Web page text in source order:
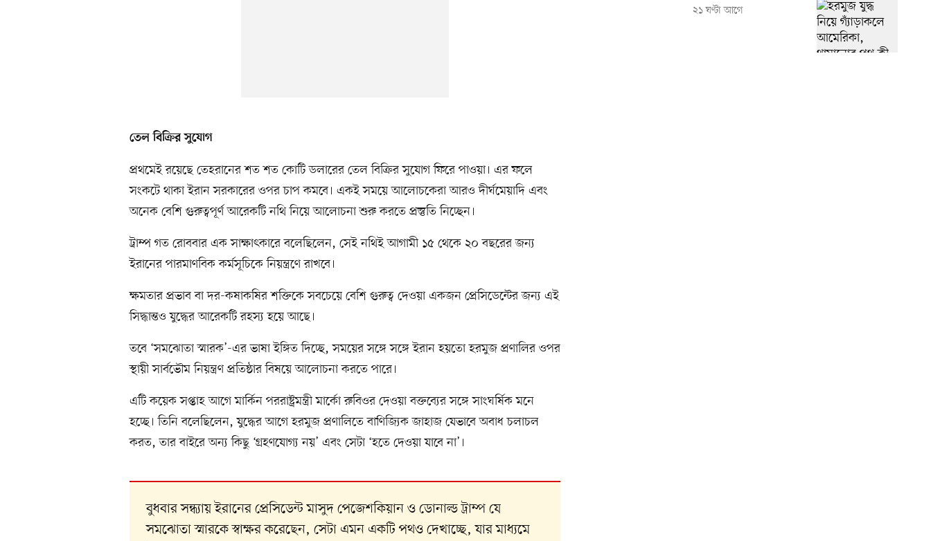
তেল বিক্রির সুযোগ
প্রথমেই রয়েছে তেহরানের শত শত কোটি ডলারের তেল বিক্রির সুযোগ ফিরে পাওয়া। এর ফলে
সংকটে থাকা ইরান সরকারের ওপর চাপ কমবে। একই সময়ে আলোচকেরা আরও দীর্ঘমেয়াদি এবং
অনেক বেশি গুরুত্বপূর্ণ আরেকটি নথি নিয়ে আলোচনা শুরু করতে প্রস্তুতি নিচ্ছেন।
ট্রাম্প গত রোববার এক সাক্ষাৎকারে বলেছিলেন, সেই নথিই আগামী ১৫ থেকে ২০ বছরের জন্য
ইরানের পারমাণবিক কর্মসূচিকে নিয়ন্ত্রণে রাখবে।
ক্ষমতার প্রভাব বা দর-কষাকষির শক্তিকে সবচেয়ে বেশি গুরুত্ব দেওয়া একজন প্রেসিডেন্টের জন্য এই
সিদ্ধান্তও যুদ্ধের আরেকটি রহস্য হয়ে আছে।
তবে ‘সমঝোতা স্মারক’-এর ভাষা ইঙ্গিত দিচ্ছে, সময়ের সঙ্গে সঙ্গে ইরান হয়তো হরমুজ প্রণালির ওপর
স্থায়ী সার্বভৌম নিয়ন্ত্রণ প্রতিষ্ঠার বিষয়ে আলোচনা করতে পারে।
এটি কয়েক সপ্তাহ আগে মার্কিন পররাষ্ট্রমন্ত্রী মার্কো রুবিওর দেওয়া বক্তব্যের সঙ্গে সাংঘর্ষিক মনে
হচ্ছে। তিনি বলেছিলেন, যুদ্ধের আগে হরমুজ প্রণালিতে বাণিজ্যিক জাহাজ যেভাবে অবাধ চলাচল
করত, তার বাইরে অন্য কিছু ‘গ্রহণযোগ্য নয়’ এবং সেটা ‘হতে দেওয়া যাবে না’।
বুধবার সন্ধ্যায় ইরানের প্রেসিডেন্ট মাসুদ পেজেশকিয়ান ও ডোনাল্ড ট্রাম্প যে
সমঝোতা স্মারকে স্বাক্ষর করেছেন, সেটা এমন একটি পথও দেখাচ্ছে, যার মাধ্যমে
২১ ঘণ্টা আগে